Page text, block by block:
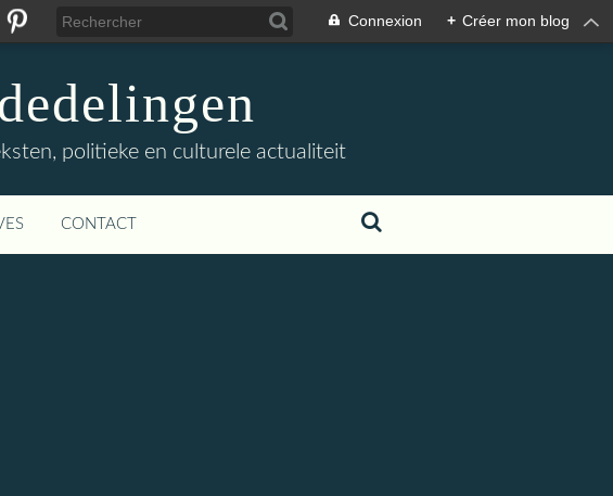
Connexion + Créer mon blog
politieke en culturele actualiteit
CONTACT